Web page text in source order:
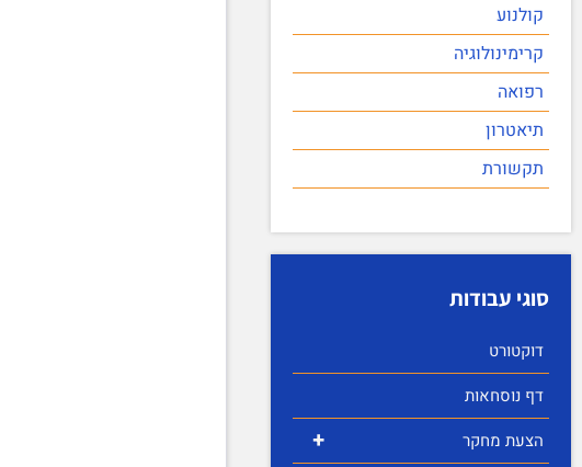
קולנוע
קרימינולוגיה
רפואה
תיאטרון
תקשורת
סוגי עבודות
דוקטורט
דף נוסחאות
+ הצעת מחקר